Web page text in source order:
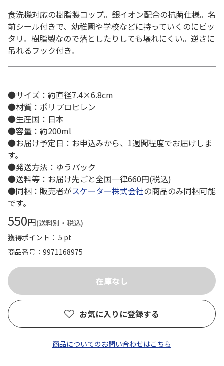
食洗機対応の樹脂製コップ。銀イオン配合の抗菌仕様。名
前シール付きで、幼稚園や学校などに持っていくのにピッ
タリ。樹脂製なので落としたりしても壊れにくい。逆さに
吊れるフック付き。
●サイズ：約直径7.4×6.8cm
●材質：ポリプロピレン
●生産国：日本
●容量：約200ml
●お届け予定日：お申込みから、1週間程度でお届けしま
す。
●発送方法：ゆうパック
●送料等：お届け先ごと全国一律660円(税込)
●同梱：販売者がスケーター株式会社の商品のみ同梱可能
です。
550円(送料別・税込)
獲得ポイント： 5 pt
商品番号
9971168975
お気に入りに登録する
商品についてのお問い合わせはこちら